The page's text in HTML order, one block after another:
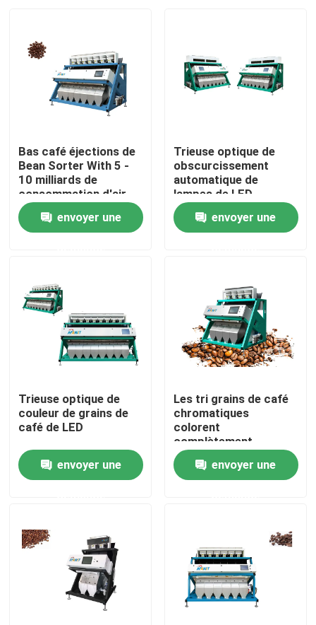
Accueil
Contacts
Produits
Trieuse de couleur de riz
Trieuse de couleur de blé
trieuse de couleur d'anarcadier
trieuse de couleur d'arachide
Bas café éjections de
Bean Sorter With 5 -
10 milliards de
consommation d'air
envoyer une
Trieuse optique de
obscurcissement
automatique de
lampes de LED
envoyer une
Trieuse optique de
couleur de grains de
café de LED
envoyer une
Les tri grains de café
chromatiques
colorent
complètement
automatique
intelligent de trieuse
envoyer une